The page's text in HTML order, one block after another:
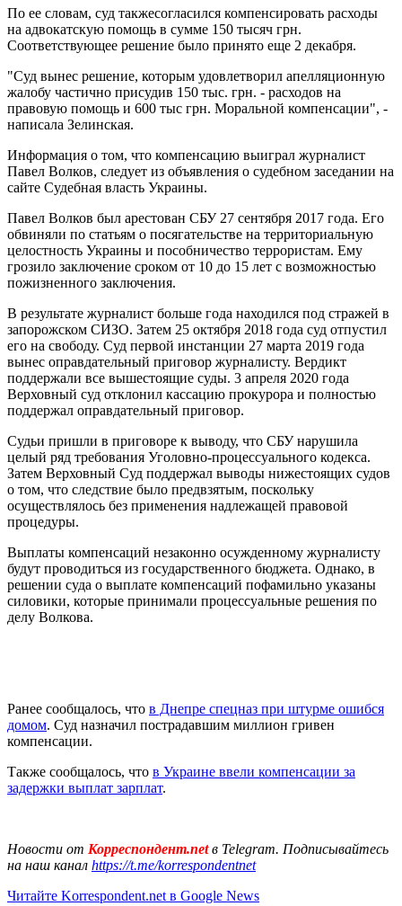
По ее словам, суд такжесогласился компенсировать расходы
на адвокатскую помощь в сумме 150 тысяч грн.
Соответствующее решение было принято еще 2 декабря.
"Суд вынес решение, которым удовлетворил апелляционную
жалобу частично присудив 150 тыс. грн. - расходов на
правовую помощь и 600 тыс грн. Моральной компенсации", -
написала Зелинская.
Информация о том, что компенсацию выиграл журналист
Павел Волков, следует из объявления о судебном заседании на
сайте Судебная власть Украины.
Павел Волков был арестован СБУ 27 сентября 2017 года. Его
обвиняли по статьям о посягательстве на территориальную
целостность Украины и пособничество террористам. Ему
грозило заключение сроком от 10 до 15 лет с возможностью
пожизненного заключения.
В результате журналист больше года находился под стражей в
запорожском СИЗО. Затем 25 октября 2018 года суд отпустил
его на свободу. Суд первой инстанции 27 марта 2019 года
вынес оправдательный приговор журналисту. Вердикт
поддержали все вышестоящие суды. 3 апреля 2020 года
Верховный суд отклонил кассацию прокурора и полностью
поддержал оправдательный приговор.
Судьи пришли в приговоре к выводу, что СБУ нарушила
целый ряд требования Уголовно-процессуального кодекса.
Затем Верховный Суд поддержал выводы нижестоящих судов
о том, что следствие было предвзятым, поскольку
осуществлялось без применения надлежащей правовой
процедуры.
Выплаты компенсаций незаконно осужденному журналисту
будут проводиться из государственного бюджета. Однако, в
решении суда о выплате компенсаций пофамильно указаны
силовики, которые принимали процессуальные решения по
делу Волкова.
Ранее сообщалось, что в Днепре спецназ при штурме ошибся
домом. Суд назначил пострадавшим миллион гривен
компенсации.
Также сообщалось, что в Украине ввели компенсации за
задержки выплат зарплат.
Новости от Корреспондент.netв Telegram. Подписывайтесь
на наш канал https://t.me/korrespondentnet
Читайте Korrespondent.net в Google News